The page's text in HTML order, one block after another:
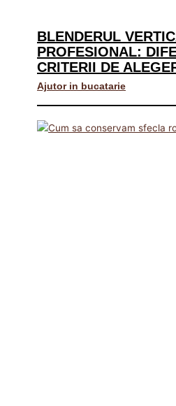
BLENDERUL
PROFESIONAL:
CRITERII DE
Ajutor in bucatarie